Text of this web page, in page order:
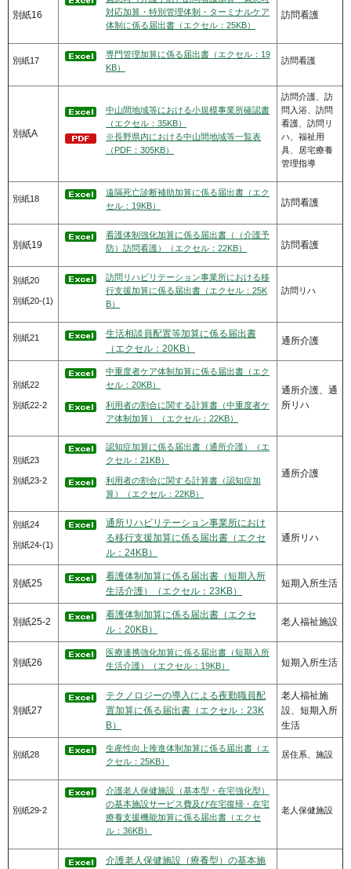
別紙16
対応加算・特別管理体制・ターミナルケア
体制に係る届出書（エクセル：25KB）
訪問看護
別紙17
専門管理加算に係る届出書（エクセル：19
KB）
訪問看護
別紙A
中山間地域等における小規模事業所確認書
（エクセル：35KB）
※長野県内における中山間地域等一覧表
（PDF：305KB）
訪問介護、訪
問入浴、訪問
看護、訪問リ
ハ、福祉用
具、居宅療養
管理指導
別紙18
遠隔死亡診断補助加算に係る届出書（エク
セル：19KB）
訪問看護
別紙19
看護体制強化加算に係る届出書（（介護予
防）訪問看護）（エクセル：22KB）
訪問看護
別紙20
別紙20-(1)
訪問リハビリテーション事業所における移
行支援加算に係る届出書（エクセル：25K
B）
訪問リハ
別紙21
生活相談員配置等加算に係る届出書
（エクセル：20KB）
通所介護
別紙22
別紙22-2
中重度者ケア体制加算に係る届出書（エク
セル：20KB）
利用者の割合に関する計算書（中重度者ケ
ア体制加算）（エクセル：22KB）
通所介護、通
所リハ
別紙23
別紙23-2
認知症加算に係る届出書（通所介護）（エ
クセル：21KB）
利用者の割合に関する計算書（認知症加
算）（エクセル：22KB）
通所介護
別紙24
別紙24-(1)
通所リハビリテーション事業所におけ
る移行支援加算に係る届出書（エクセ
ル：24KB）
通所リハ
別紙25
看護体制加算に係る届出書（短期入所
生活介護）（エクセル：23KB）
短期入所生活
別紙25-2
看護体制加算に係る届出書（エクセ
ル：20KB）
老人福祉施設
別紙26
医療連携強化加算に係る届出書（短期入所
生活介護）（エクセル：19KB）
短期入所生活
別紙27
テクノロジーの導入による夜勤職員配
置加算に係る届出書（エクセル：23K
B）
老人福祉施
設、短期入所
生活
別紙28
生産性向上推進体制加算に係る届出書（エ
クセル：25KB）
居住系、施設
別紙29-2
介護老人保健施設（基本型・在宅強化型）
の基本施設サービス費及び在宅復帰・在宅
療養支援機能加算に係る届出書（エクセ
ル：36KB）
老人保健施設
介護老人保健施設（療養型）の基本施